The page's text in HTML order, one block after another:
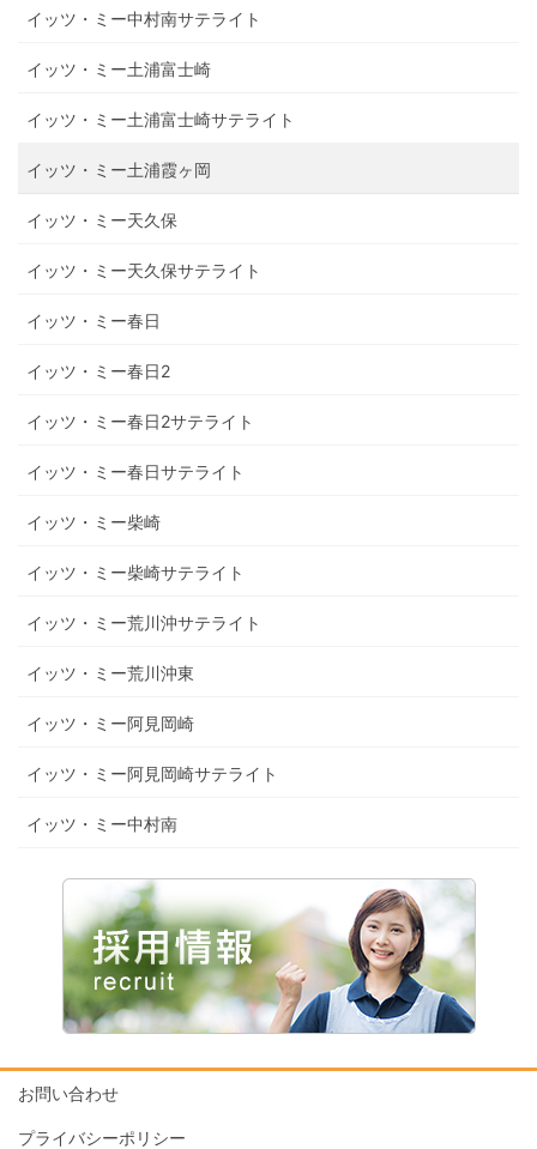
イッツ・ミー中村南サテライト
イッツ・ミー土浦富士崎
イッツ・ミー土浦富士崎サテライト
イッツ・ミー土浦霞ヶ岡
イッツ・ミー天久保
イッツ・ミー天久保サテライト
イッツ・ミー春日
イッツ・ミー春日2
イッツ・ミー春日2サテライト
イッツ・ミー春日サテライト
イッツ・ミー柴崎
イッツ・ミー柴崎サテライト
イッツ・ミー荒川沖サテライト
イッツ・ミー荒川沖東
イッツ・ミー阿見岡崎
イッツ・ミー阿見岡崎サテライト
イッツ・ミー中村南
お問い合わせ
プライバシーポリシー